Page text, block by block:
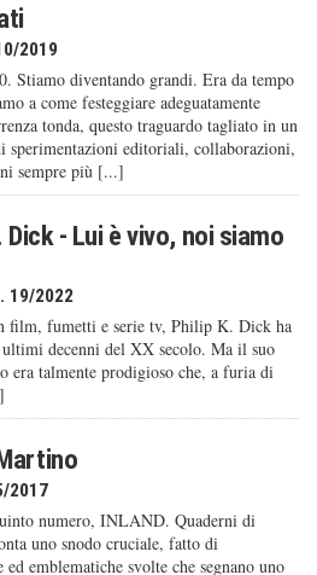
2019
Stiamo diventando grandi. Era da tempo
a come festeggiare adeguatamente
tonda, questo traguardo tagliato in un
sperimentazioni editoriali, collaborazioni,
sempre più [...]
Dick - Lui è vivo, noi siamo
19/2022
film, fumetti e serie tv, Philip K. Dick ha
decenni del XX secolo. Ma il suo
era talmente prodigioso che, a furia di
2017
numero, INLAND. Quaderni di
uno snodo cruciale, fatto di
emblematiche svolte che segnano uno